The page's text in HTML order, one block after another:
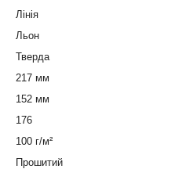
Лінія
Льон
Тверда
217 мм
152 мм
176
100 г/м²
Прошитий